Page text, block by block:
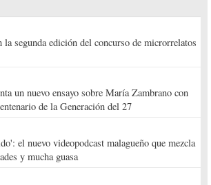
segunda edición del concurso de microrrelatos
un nuevo ensayo sobre María Zambrano con
de la Generación del 27
el nuevo videopodcast malagueño que mezcla
y mucha guasa